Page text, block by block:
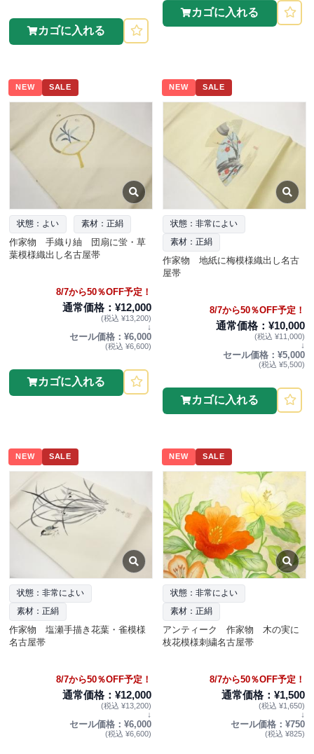
カゴに入れる
カゴに入れる
NEW SALE
状態：よい 素材：正絹
作家物 手織り紬 団扇に蛍・草
葉模様織出し名古屋帯
8/7から50％OFF予定！
通常価格：¥12,000
(税込 ¥13,200)
↓
セール価格：¥6,000
(税込 ¥6,600)
カゴに入れる
NEW SALE
状態：非常によい
素材：正絹
作家物 地紙に梅模様織出し名古
屋帯
8/7から50％OFF予定！
通常価格：¥10,000
(税込 ¥11,000)
↓
セール価格：¥5,000
(税込 ¥5,500)
カゴに入れる
NEW SALE
状態：非常によい
素材：正絹
作家物 塩瀬手描き花葉・雀模様
名古屋帯
8/7から50％OFF予定！
通常価格：¥12,000
(税込 ¥13,200)
↓
セール価格：¥6,000
(税込 ¥6,600)
NEW SALE
状態：非常によい
素材：正絹
アンティーク 作家物 木の実に
枝花模様刺繍名古屋帯
8/7から50％OFF予定！
通常価格：¥1,500
(税込 ¥1,650)
↓
セール価格：¥750
(税込 ¥825)